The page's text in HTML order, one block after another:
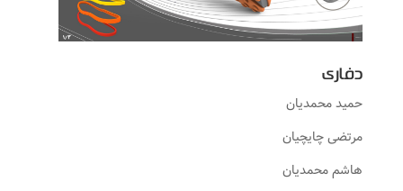
دفاری
حمید محمدیان
مرتضی چایچیان
هاشم محمدیان